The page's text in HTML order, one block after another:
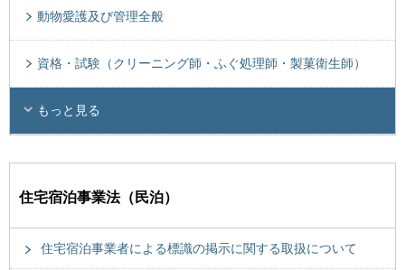
動物愛護及び管理全般
資格・試験（クリーニング師・ふぐ処理師・製菓衛生師）
もっと見る
住宅宿泊事業法（民泊）
住宅宿泊事業者による標識の掲示に関する取扱について